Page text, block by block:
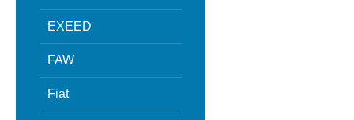
EXEED
FAW
Fiat